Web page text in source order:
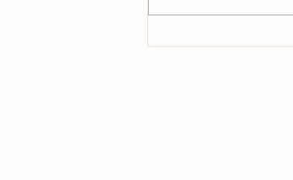
Roteiro em Holambra: